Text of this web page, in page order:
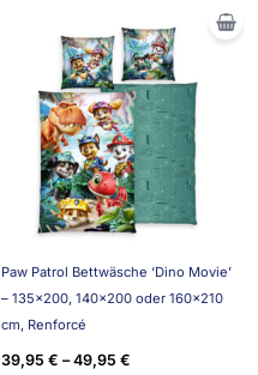
Paw Patrol Bettwäsche ‘Dino Movie’
– 135×200, 140×200 oder 160×210
cm, Renforcé
39,95 € –49,95 €